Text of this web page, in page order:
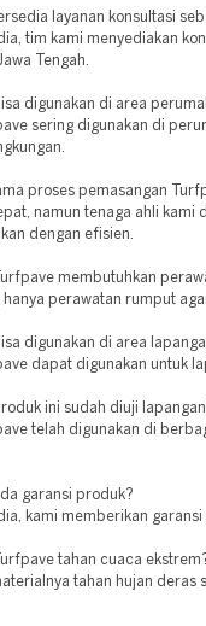
layanan konsultasi
tim kami menyediakan
Tengah.
digunakan di area
sering digunakan di
proses pemasangan
namun tenaga ahli kami
dengan efisien.
membutuhkan
hanya perawatan rumput
digunakan di area
dapat digunakan untuk
ini sudah diuji
telah digunakan di
garansi produk?
kami memberikan
tahan cuaca
tahan hujan deras